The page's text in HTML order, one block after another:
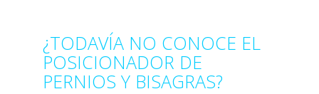
¿TODAVÍA NO CONOCE EL
POSICIONADOR DE
PERNIOS Y BISAGRAS?